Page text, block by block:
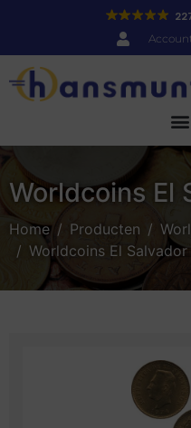
Worldcoins El
Home Producten
Worldcoins El Salvador